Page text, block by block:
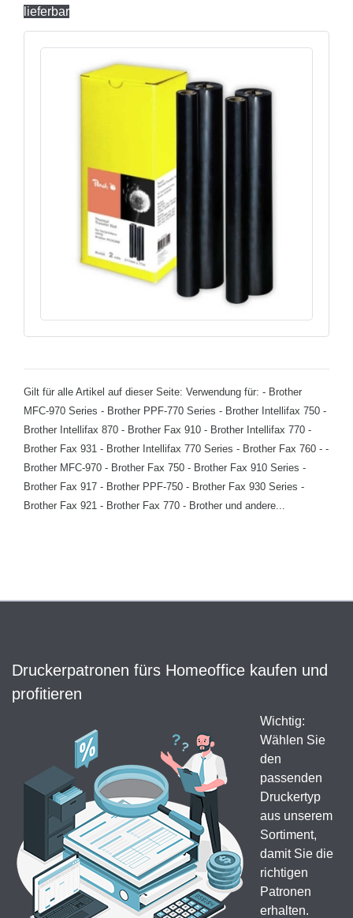
lieferbar
Gilt für alle Artikel auf dieser Seite: Verwendung für: - Brother
MFC-970 Series - Brother PPF-770 Series - Brother Intellifax 750 -
Brother Intellifax 870 - Brother Fax 910 - Brother Intellifax 770 -
Brother Fax 931 - Brother Intellifax 770 Series - Brother Fax 760 - -
Brother MFC-970 - Brother Fax 750 - Brother Fax 910 Series -
Brother Fax 917 - Brother PPF-750 - Brother Fax 930 Series -
Brother Fax 921 - Brother Fax 770 - Brother und andere...
Druckerpatronen fürs Homeoffice kaufen und
profitieren
Wichtig:
Wählen Sie
den
passenden
Druckertyp
aus unserem
Sortiment,
damit Sie die
richtigen
Patronen
erhalten.